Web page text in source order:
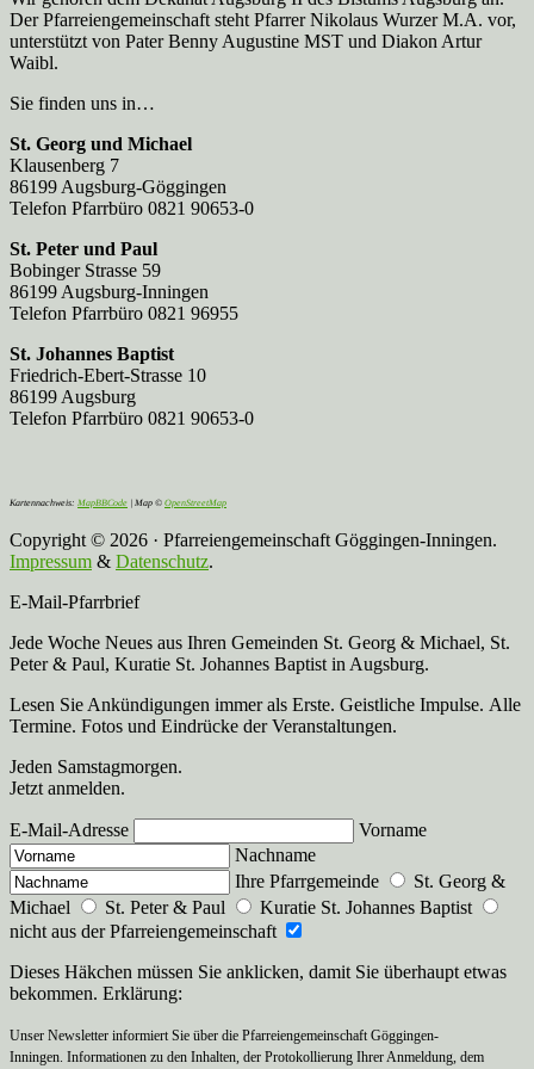
Der Pfarreien­gemeinschaft steht Pfarrer Nikolaus Wurzer M.A. vor,
unterstützt von Pater Benny Augustine MST und Diakon Artur
Waibl.
Sie finden uns in…
St. Georg und Michael
Klausenberg 7
86199 Augsburg-Göggingen
Telefon Pfarrbüro 0821 90653-0
St. Peter und Paul
Bobinger Strasse 59
86199 Augsburg-Inningen
Telefon Pfarrbüro 0821 96955
St. Johannes Baptist
Friedrich-Ebert-Strasse 10
86199 Augsburg
Telefon Pfarrbüro 0821 90653-0
Kartennachweis: MapBBCode | Map © OpenStreetMap
Copyright © 2026 · Pfarreiengemeinschaft Göggingen-Inningen.
Impressum & Datenschutz.
E-Mail-Pfarrbrief
Jede Woche Neues aus Ihren Gemeinden St. Georg & Michael, St.
Peter & Paul, Kuratie St. Johannes Baptist in Augsburg.
Lesen Sie Ankündigungen immer als Erste. Geistliche Impulse. Alle
Termine. Fotos und Eindrücke der Veranstaltungen.
Jeden Samstagmorgen.
Jetzt anmelden.
E-Mail-Adresse
Vorname
Nachname
Ihre Pfarrgemeinde
St. Georg &
Michael
St. Peter & Paul
Kuratie St. Johannes Baptist
nicht aus der Pfarreiengemeinschaft
Dieses Häkchen müssen Sie anklicken, damit Sie überhaupt etwas
bekommen. Erklärung:
Unser Newsletter informiert Sie über die Pfarreiengemeinschaft Göggingen-
Inningen. Informationen zu den Inhalten, der Protokollierung Ihrer Anmeldung, dem